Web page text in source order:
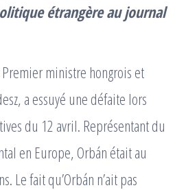
étrangère au journal
ministre hongrois et
a essuyé une défaite lors
du 12 avril. Représentant du
en Europe, Orbán était au
Le fait qu’Orbán n’ait pas